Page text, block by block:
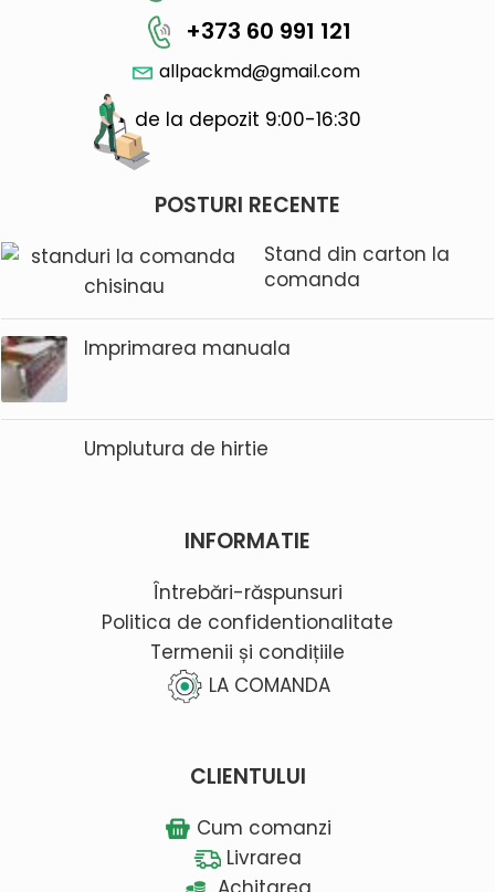
+373 60 991 121
allpackmd@gmail.com
de la depozit 9:00-16:30
POSTURI RECENTE
Stand din carton la
comanda
Imprimarea manuala
Umplutura de hirtie
INFORMATIE
Întrebări-răspunsuri
Politica de confidentionalitate
Termenii și condițiile
LA COMANDA
CLIENTULUI
Cum comanzi
Livrarea